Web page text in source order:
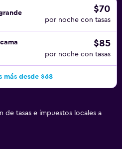
$70
por noche con tasas
$85
por noche con tasas
más desde $68
de tasas e impuestos locales a